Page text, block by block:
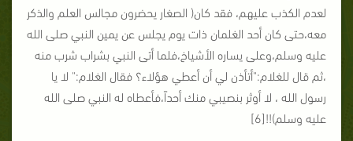
لعدم الكذب عليهم، فقد كان( الصغار يحضرون مجالس العلم والذكر
معه،حتى كان أحد الغلمان ذات يوم يجلس عن يمين النبي صلى الله
عليه وسلم،وعلى يساره الأشياخ،فلما أتى النبي بشراب شرب منه
،ثم قال للغلام:"أتأذن لي أن أعطي هؤلاء؟ فقال الغلام:" لا يا
رسول الله ، لا أوثر بنصيبي منك أحداً،فأعطاه له النبي صلى الله
عليه وسلم)!![6]